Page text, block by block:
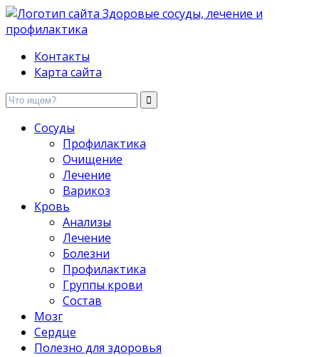
Здоровые сосуды, лечение и профилактика
Контакты
Карта сайта
Сосуды
Профилактика
Очищение
Лечение
Варикоз
Кровь
Анализы
Лечение
Болезни
Профилактика
Группы крови
Состав
Мозг
Сердце
Полезно для здоровья